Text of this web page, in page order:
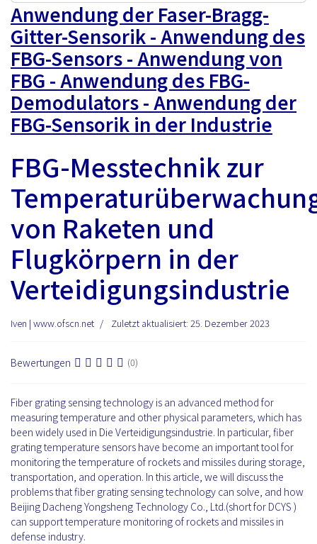
Anwendung der Faser-Bragg-
Gitter-Sensorik - Anwendung des
FBG-Sensors - Anwendung von
FBG - Anwendung des FBG-
Demodulators - Anwendung der
FBG-Sensorik in der Industrie
FBG-Messtechnik zur
von Raketen und
Flugkörpern in der
Verteidigungsindustrie
Iven | www.ofscn.net Zuletzt aktualisiert: 25. Dezember 2023
Bewertungen (0)
Fiber grating sensing technology is an advanced method for
measuring temperature and other physical parameters, which has
been widely used in Die Verteidigungsindustrie. In particular, fiber
grating temperature sensors have become an important tool for
monitoring the temperature of rockets and missiles during storage,
transportation, and operation. In this article, we will discuss the
problems that fiber grating sensing technology can solve, and how
Beijing Dacheng Yongsheng Technology Co., Ltd.(short for DCYS )
can support temperature monitoring of rockets and missiles in
defense industry.